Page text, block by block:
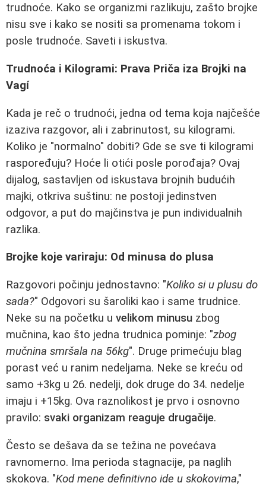
trudnoće. Kako se organizmi razlikuju, zašto brojke
nisu sve i kako se nositi sa promenama tokom i
posle trudnoće. Saveti i iskustva.
Trudnoća i Kilogrami: Prava Priča iza Brojki na
Vagí
Kada je reč o trudnoći, jedna od tema koja najčešće
izaziva razgovor, ali i zabrinutost, su kilogrami.
Koliko je "normalno" dobiti? Gde se sve ti kilogrami
raspoređuju? Hoće li otići posle porođaja? Ovaj
dijalog, sastavljen od iskustava brojnih budućih
majki, otkriva suštinu: ne postoji jedinstven
odgovor, a put do majčinstva je pun individualnih
razlika.
Brojke koje variraju: Od minusa do plusa
Razgovori počinju jednostavno: "Koliko si u plusu do
sada?" Odgovori su šaroliki kao i same trudnice.
Neke su na početku u velikom minusu zbog
mučnina, kao što jedna trudnica pominje: "zbog
mučnina smršala na 56kg". Druge primećuju blag
porast već u ranim nedeljama. Neke se kreću od
samo +3kg u 26. nedelji, dok druge do 34. nedelje
imaju i +15kg. Ova raznolikost je prvo i osnovno
pravilo: svaki organizam reaguje drugačije.
Često se dešava da se težina ne povećava
ravnomerno. Ima perioda stagnacije, pa naglih
skokova. "Kod mene definitivno ide u skokovima,"